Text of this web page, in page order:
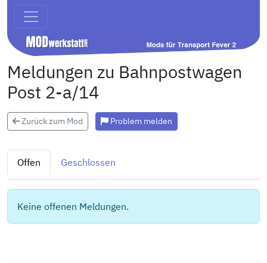
Meldungen zu Bahnpostwagen
Post 2-a/14
Zurück zum Mod Problem melden
Offen Geschlossen
Keine offenen Meldungen.